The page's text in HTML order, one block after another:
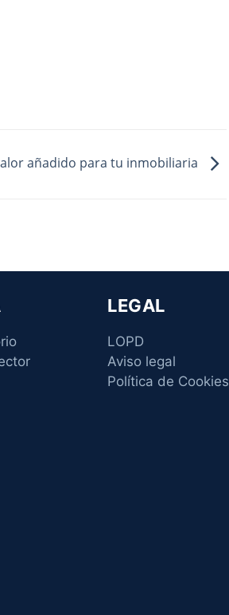
añadido para tu inmobiliaria
LEGAL
LOPD
Aviso legal
Política de Cookies